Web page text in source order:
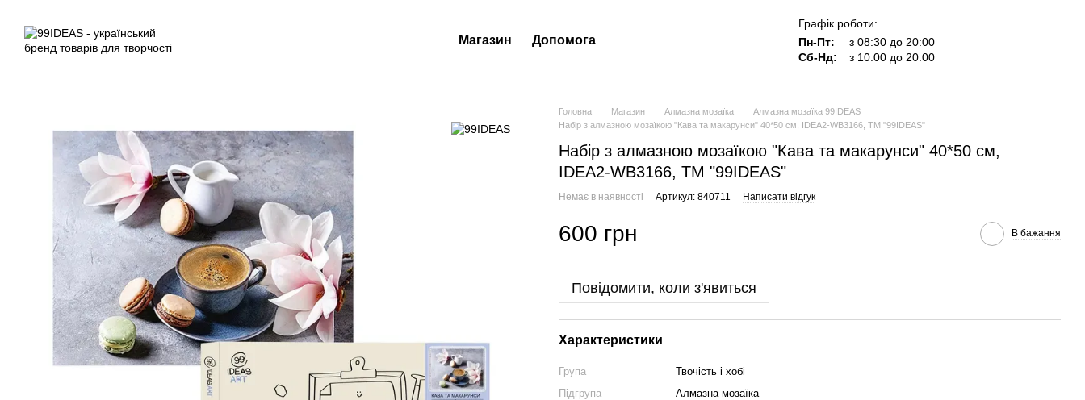
Магазин Допомога
Графік роботи:
Пн-Пт:
з 08:30 до 20:00
Сб-Нд:
з 10:00 до 20:00
Головна Магазин Алмазна мозаїка
Алмазна мозаїка 99IDEAS
Набір з алмазною мозаїкою "Кава та макарунси" 40*50 см, IDEA2-WB3166, ТМ "99IDEAS"
Набір з алмазною мозаїкою "Кава та макарунси" 40*50 см,
IDEA2-WB3166, ТМ "99IDEAS"
Немає в наявності Артикул: 840711 Написати відгук
600 грн В бажання
Повідомити, коли з'явиться
Характеристики
Група
Твочість і хобі
Підгрупа
Алмазна мозаїка